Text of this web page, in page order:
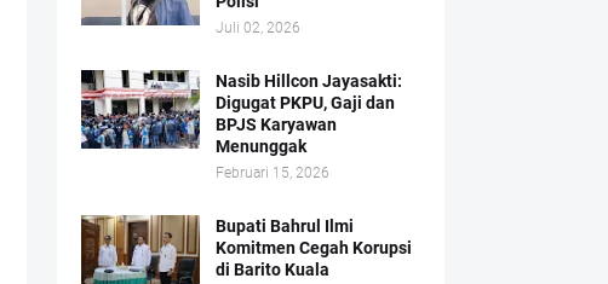
Juli 02, 2026
Nasib Hillcon Jayasakti:
Digugat PKPU, Gaji dan
BPJS Karyawan
Menunggak
Februari 15, 2026
Bupati Bahrul Ilmi
Komitmen Cegah Korupsi
di Barito Kuala